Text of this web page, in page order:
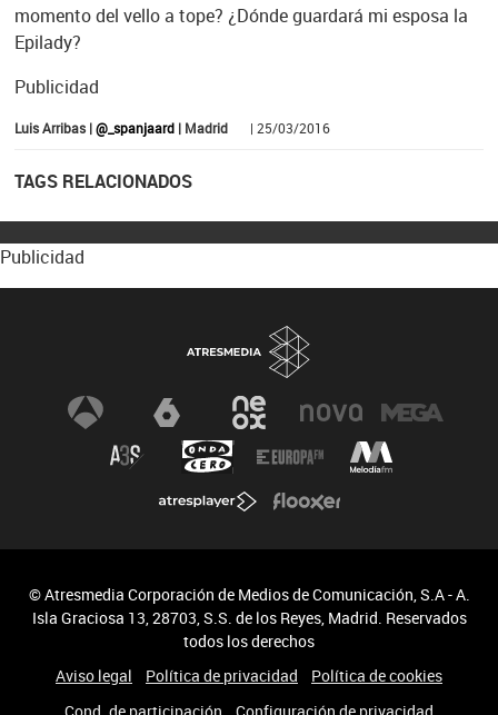
momento del vello a tope? ¿Dónde guardará mi esposa la
Epilady?
Publicidad
Luis Arribas |@_spanjaard| Madrid | 25/03/2016
TAGS RELACIONADOS
Publicidad
© Atresmedia Corporación de Medios de Comunicación, S.A - A.
Isla Graciosa 13, 28703, S.S. de los Reyes, Madrid. Reservados
todos los derechos
Aviso legal
Política de privacidad
Política de cookies